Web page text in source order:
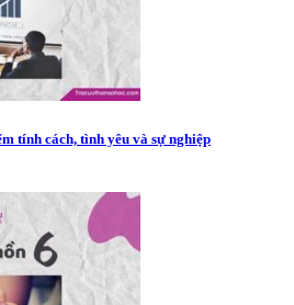
tính cách, tình yêu và sự nghiệp